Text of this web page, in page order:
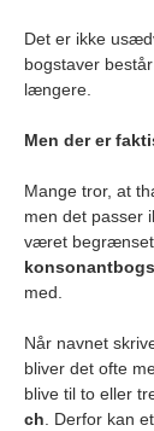
Det er ikke
bogstaver
længere.
Men der er
Mange tror, at
men det passer
været
med.
Når navnet
bliver det ofte
blive til to eller
ch. Derfor kan